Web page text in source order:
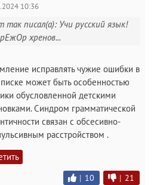
10:36
так писал(а): Учи русский язык!
хренов...
исправлять чужие ошибки в
может быть особенностью
обусловленной детскими
Cиндром грамматической
связан с обсесивно-
расстройством .
| 10 | 21